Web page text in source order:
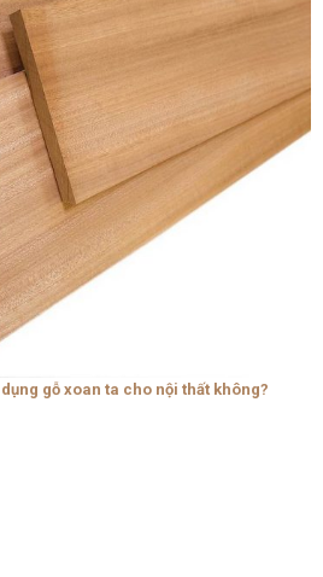
gỗ xoan ta cho nội thất không?